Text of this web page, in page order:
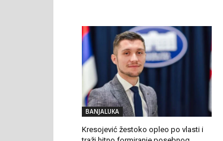
BANJALUKA
Kresojević žestoko opleo po vlasti i